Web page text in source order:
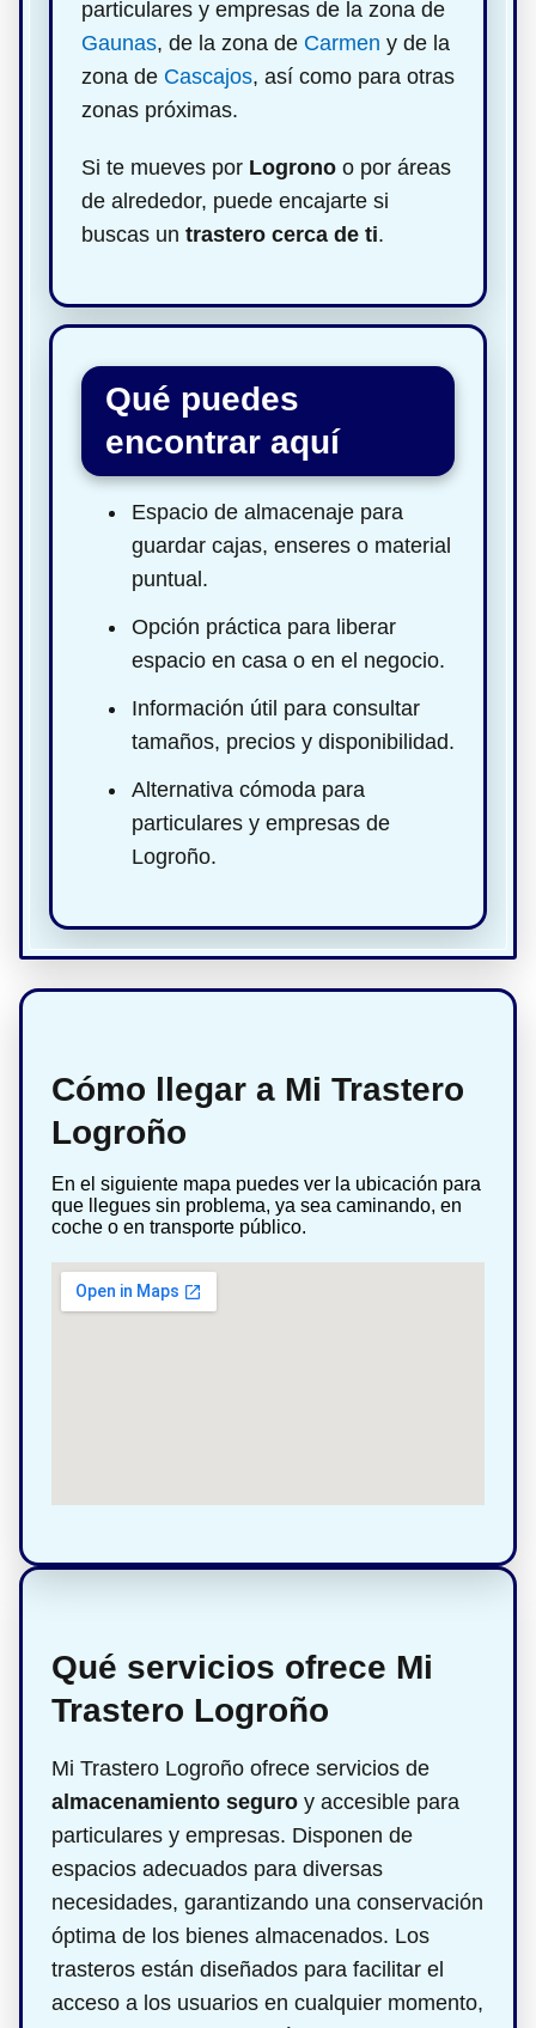
particulares y empresas de la zona de
Gaunas, de la zona de Carmen y de la
zona de Cascajos, así como para otras
zonas próximas.
Si te mueves por Logrono o por áreas
de alrededor, puede encajarte si
buscas un trastero cerca de ti.
Qué puedes
encontrar aquí
Espacio de almacenaje para
guardar cajas, enseres o material
puntual.
Opción práctica para liberar
espacio en casa o en el negocio.
Información útil para consultar
tamaños, precios y disponibilidad.
Alternativa cómoda para
particulares y empresas de
Logroño.
Cómo llegar a Mi Trastero
Logroño
En el siguiente mapa puedes ver la ubicación para
que llegues sin problema, ya sea caminando, en
coche o en transporte público.
Qué servicios ofrece Mi
Trastero Logroño
Mi Trastero Logroño ofrece servicios de
almacenamiento seguro y accesible para
particulares y empresas. Disponen de
espacios adecuados para diversas
necesidades, garantizando una conservación
óptima de los bienes almacenados. Los
trasteros están diseñados para facilitar el
acceso a los usuarios en cualquier momento,